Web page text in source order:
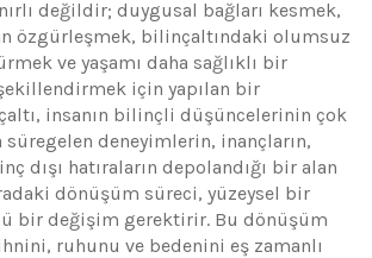
değildir; duygusal bağları kesmek,
özgürleşmek, bilinçaltındaki olumsuz
ve yaşamı daha sağlıklı bir
için yapılan bir
insanın bilinçli düşüncelerinin çok
süregelen deneyimlerin, inançların,
dışı hatıraların depolandığı bir alan
dönüşüm süreci, yüzeysel bir
bir değişim gerektirir. Bu dönüşüm
ruhunu ve bedenini eş zamanlı